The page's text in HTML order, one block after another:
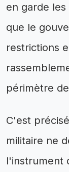
en garde
que le
restrictions
périmètre
C'est
militaire ne
l'instrument